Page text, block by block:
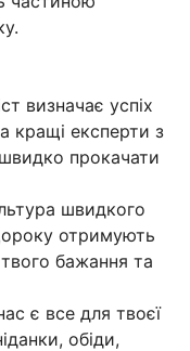
визначає успіх
кращі експерти з
прокачати
швидкого
отримують
бажання та
є все для твоєї
обіди,